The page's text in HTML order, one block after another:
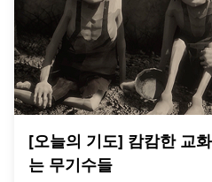
[오늘의 기도] 캄캄한 교
는 무기수들